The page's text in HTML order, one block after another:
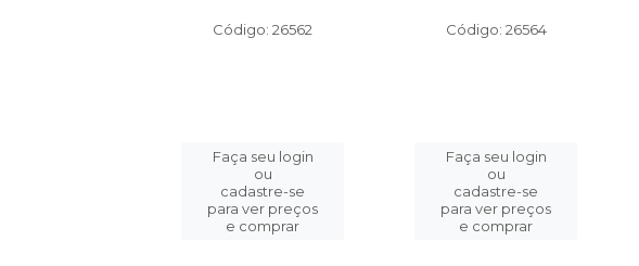
Código: 26562
Faça seu login
ou
cadastre-se
para ver preços
e comprar
Código: 26564
Faça seu login
ou
cadastre-se
para ver preços
e comprar